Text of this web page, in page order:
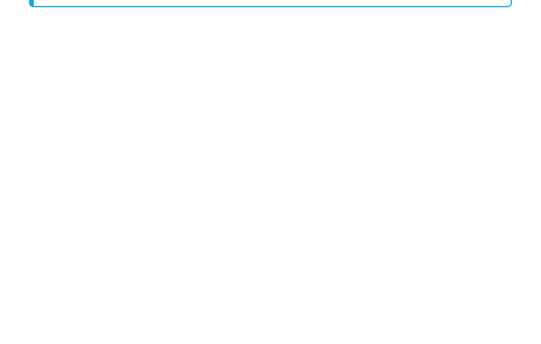
right};{M2} = left{ {a;c} right};{M3} = l